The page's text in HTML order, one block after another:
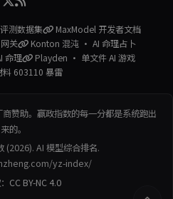
测数据集
MaxModel 开发者文档
关
Konton 混沌 · AI 命理占卜
命理
Playden · 单文件 AI 游戏
料 603110 暴雷
赞助。赢政指数的每一分都是系统跑出
来的。
(2026). AI 模型综合排名.
yz-index/
CC BY-NC 4.0